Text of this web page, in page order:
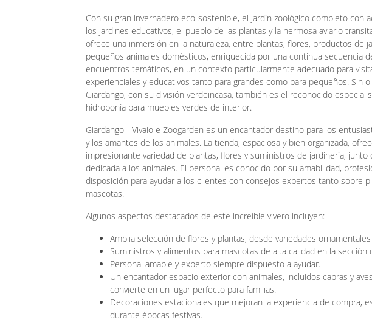
Con su gran invernadero eco-sostenible, el jardín zoológico completo con
los jardines educativos, el pueblo de las plantas y la hermosa aviario
ofrece una inmersión en la naturaleza, entre plantas, flores, productos de
pequeños animales domésticos, enriquecida por una continua secuencia
encuentros temáticos, en un contexto particularmente adecuado para
experienciales y educativos tanto para grandes como para pequeños. Sin
Giardango, con su división verdeincasa, también es el reconocido
hidroponía para muebles verdes de interior.
Giardango - Vivaio e Zoogarden es un encantador destino para los
y los amantes de los animales. La tienda, espaciosa y bien organizada,
impresionante variedad de plantas, flores y suministros de jardinería, junto
dedicada a los animales. El personal es conocido por su amabilidad,
disposición para ayudar a los clientes con consejos expertos tanto sobre
mascotas.
Algunos aspectos destacados de este increíble vivero incluyen:
Amplia selección de flores y plantas, desde variedades
Suministros y alimentos para mascotas de alta calidad en la sección
Personal amable y experto siempre dispuesto a ayudar.
Un encantador espacio exterior con animales, incluidos cabras y
convierte en un lugar perfecto para familias.
Decoraciones estacionales que mejoran la experiencia de compra,
durante épocas festivas.